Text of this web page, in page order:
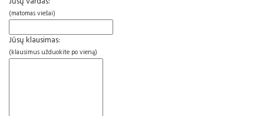
(matomas viešai)
Jūsų klausimas:
(klausimus užduokite po vieną)